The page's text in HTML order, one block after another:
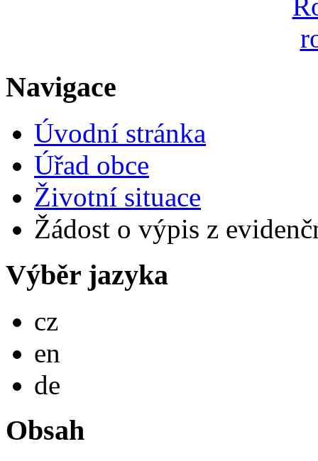
Navigace
Úvodní stránka
Úřad obce
Životní situace
Žádost o výpis z
Výběr jazyka
cz
en
de
Obsah